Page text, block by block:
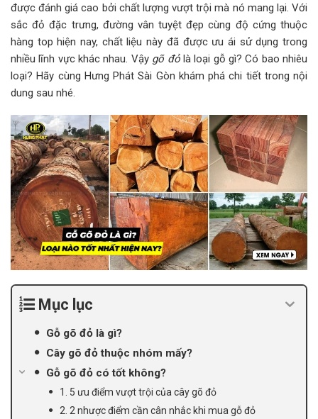
được đánh giá cao bởi chất lượng vượt trội mà nó mang lại. Với
sắc đỏ đặc trưng, đường vân tuyệt đẹp cùng độ cứng thuộc
hàng top hiện nay, chất liệu này đã được ưu ái sử dụng trong
nhiều lĩnh vực khác nhau. Vậy gõ đỏlà loại gỗ gì? Có bao nhiêu
loại? Hãy cùng Hưng Phát Sài Gòn khám phá chi tiết trong nội
dung sau nhé.
Mục lục
Gỗ gõ đỏ là gì?
Cây gõ đỏ thuộc nhóm mấy?
Gỗ gõ đỏ có tốt không?
1. 5 ưu điểm vượt trội của cây gõ đỏ
2. 2 nhược điểm cần cân nhắc khi mua gỗ đỏ